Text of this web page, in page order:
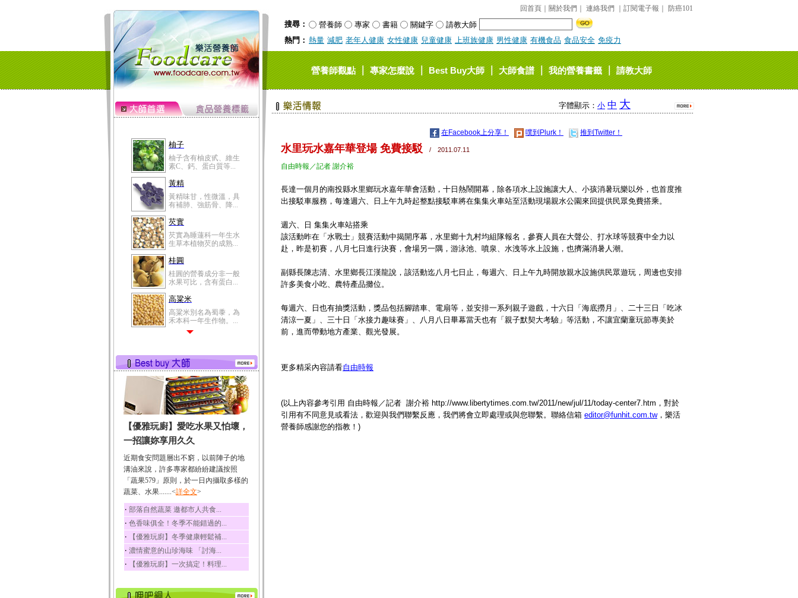
回首頁 關於我們 連絡我們 訂閱電子報 防癌101
搜尋： 營養師 專家 書籍 關鍵字
請教大師
熱門： 熱量 減肥 老年人健康 女性健康 兒童健康 上班族健康 男性健康 有機食品 食品安全 免疫力
營養師觀點｜專家怎麼說｜Best Buy大師｜大師食譜｜我的營養書籤｜請教大師
柚子
柚子含有柚皮甙、維生
素C、鈣、蛋白質等...
黃精
黃精味甘，性微溫，具
有補肺、強筋骨、降...
芡實
芡實為睡蓮科一年生水
生草本植物芡的成熟...
桂圓
桂圓的營養成分非一般
水果可比，含有蛋白...
高粱米
高粱米別名為蜀黍，為
禾本科一年生作物。...
有蛋白質、脂肪、磷...
鮪魚
鮪魚肚肉中的不飽和脂
肪酸內富含EPA和DH...
韭菜
韭菜所含的膳食纖維能
幫助消化與通便；揮...
冬瓜
冬瓜營養價值高，鈉含
量極低是水腫病人的...
豆豉
豆豉裡頭含有營養的蛋
白質、脂肪、鈣、磷...
榛果
榛果裡所含的營養素有
蛋白質、脂肪、醣類...
迷迭香
酸、迷迭香酸、植物...
【優雅玩廚】愛吃水果又怕壞，
一招讓妳享用久久
近期食安問題層出不窮，以前陣子的地
溝油來說，許多專家都紛紛建議按照
「蔬果579」原則，於一日內攝取多樣的
蔬菜、水果.......<詳全文>
‧ 部落自然蔬菜 邀都市人共食...
‧ 色香味俱全！冬季不能錯過的...
‧ 【優雅玩廚】冬季健康輕鬆補...
‧ 濃情蜜意的山珍海味 「討海...
‧ 【優雅玩廚】一次搞定！料理...
字體顯示： 小 中 大
在Facebook上分享！ 噗到Plurk！ 推到Twitter！
水里玩水嘉年華登場 免費接駁 / 2011.07.11
自由時報／記者 謝介裕
長達一個月的南投縣水里鄉玩水嘉年華會活動，十日熱鬧開幕，除各項水上設施讓大人、小孩消暑玩樂以外，也首度推
出接駁車服務，每逢週六、日上午九時起整點接駁車將在集集火車站至活動現場親水公園來回提供民眾免費搭乘。
週六、日 集集火車站搭乘
該活動昨在「水戰士」競賽活動中揭開序幕，水里鄉十九村均組隊報名，參賽人員在大聲公、打水球等競賽中全力以
赴，昨是初賽，八月七日進行決賽，會場另一隅，游泳池、噴泉、水洩等水上設施，也擠滿消暑人潮。
副縣長陳志清、水里鄉長江漢龍說，該活動迄八月七日止，每週六、日上午九時開放親水設施供民眾遊玩，周邊也安排
許多美食小吃、農特產品攤位。
每週六、日也有抽獎活動，獎品包括腳踏車、電扇等，並安排一系列親子遊戲，十六日「海底撈月」、二十三日「吃冰
清涼一夏」、三十日「水接力趣味賽」、八月八日畢幕當天也有「親子默契大考驗」等活動，不讓宜蘭童玩節專美於
前，進而帶動地方產業、觀光發展。
更多精采內容請看自由時報
(以上內容參考引用 自由時報／記者 謝介裕 http://www.libertytimes.com.tw/2011/new/jul/11/today-center7.htm，對於
引用有不同意見或看法，歡迎與我們聯繫反應，我們將會立即處理或與您聯繫。聯絡信箱 editor@funhit.com.tw，樂活
營養師感謝您的指教！)